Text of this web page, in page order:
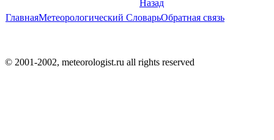
Назад
ГлавнаяМетеорологический СловарьОбратная связь
© 2001-2002, meteorologist.ru all rights reserved